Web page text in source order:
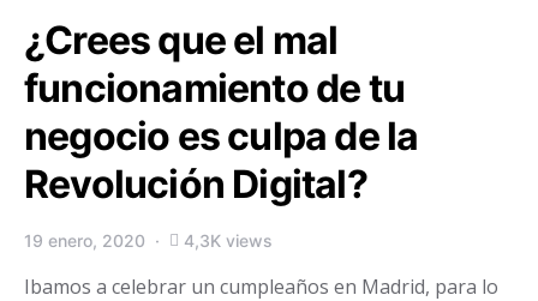
¿Crees que el mal
funcionamiento de tu
negocio es culpa de la
Revolución Digital?
19 enero, 2020 4,3K views
Ibamos a celebrar un cumpleaños en Madrid, para lo